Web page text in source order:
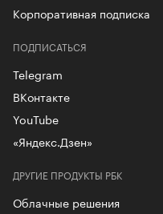
Корпоративная подписка
ДРУГИЕ ПРОДУКТЫ РБК
Облачные решения
ПОДПИСАТЬСЯ
Telegram
ВКонтакте
YouTube
«Яндекс.Дзен»